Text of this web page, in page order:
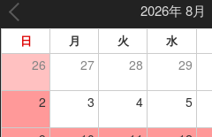
2026年 8月
日 月 火 水
26 27 28 29
2 3 4 5